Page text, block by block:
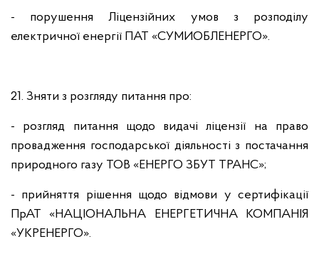
- порушення Ліцензійних умов з розподілу
електричної енергії ПАТ «СУМИОБЛЕНЕРГО».
21. Зняти з розгляду питання про:
- розгляд питання щодо видачі ліцензії на право
провадження господарської діяльності з постачання
природного газу ТОВ «ЕНЕРГО ЗБУТ ТРАНС»;
- прийняття рішення щодо відмови у сертифікації
ПрАТ «НАЦІОНАЛЬНА ЕНЕРГЕТИЧНА КОМПАНІЯ
«УКРЕНЕРГО».